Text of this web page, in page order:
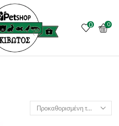
0 0